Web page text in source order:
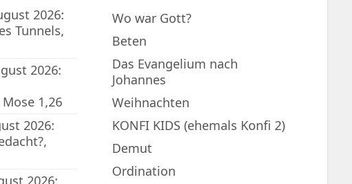
2026:
Tunnels,
2026:
1,26
2026:
2026:
Wo war Gott?
Beten
Das Evangelium nach
Johannes
Weihnachten
KONFI KIDS (ehemals Konfi 2)
Demut
Ordination